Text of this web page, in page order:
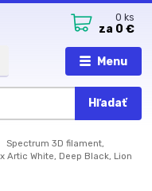
Menu
Hľadať
0 ks
za 0 €
Spectrum 3D filament,
Artic White, Deep Black, Lion